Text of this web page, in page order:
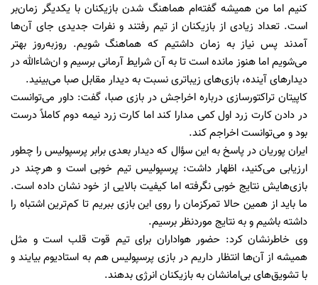
کنیم اما من همیشه گفته‌ام هماهنگ شدن بازیکنان با یکدیگر زمان‌بر
است. تعداد زیادی از بازیکنان از تیم رفتند و نفرات جدیدی جای آن‌ها
آمدند پس نیاز به زمان داشتیم که هماهنگ شویم. روزبه‌روز بهتر
می‌شویم اما هنوز مانده است تا به آن شرایط آرمانی برسیم و ان‌شاءالله در
دیدارهای آینده، بازی‌های زیباتری نسبت به دیدار مقابل صبا می‌بینید.
کاپیتان تراکتورسازی درباره اخراجش در بازی صبا، گفت: داور می‌توانست
در دادن کارت زرد اول کمی مدارا کند اما کارت زرد نیمه دوم کاملاً درست
بود و می‌توانست اخراجم کند.
ایران پوریان در پاسخ به این سؤال که دیدار بعدی برابر پرسپولیس را چطور
ارزیابی می‌کنید، اظهار داشت: پرسپولیس تیم خوبی است و هرچند در
بازی‌هایش نتایج خوبی نگرفته اما کیفیت بالایی از خود نشان داده است.
ما باید از همین حالا تمرکزمان را روی این بازی ببریم تا کم‌ترین اشتباه را
داشته باشیم و به نتایج موردنظر برسیم.
وی خاطرنشان کرد: حضور هواداران برای تیم قوت قلب است و مثل
همیشه از آن‌ها انتظار داریم در بازی پرسپولیس هم به استادیوم بیایند و
با تشویق‌های بی‌امانشان به بازیکنان انرژی بدهند.